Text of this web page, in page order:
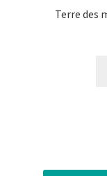
Terre des